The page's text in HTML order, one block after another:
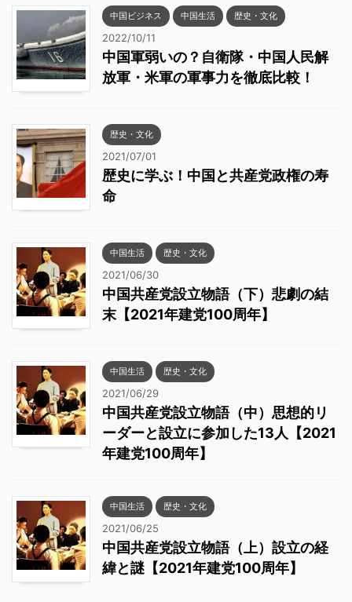
中国ビジネス 中国生活 歴史・文化
2022/10/11
中国軍弱いの？自衛隊・中国人民解
放軍・米軍の軍事力を徹底比較！
歴史・文化
2021/07/01
歴史に学ぶ！中国と共産党政権の寿
命
中国生活 歴史・文化
2021/06/30
中国共産党設立物語（下）悲劇の結
末【2021年建党100周年】
中国生活 歴史・文化
2021/06/29
中国共産党設立物語（中）思想的リ
ーダーと設立に参加した13人【2021
年建党100周年】
中国生活 歴史・文化
2021/06/25
中国共産党設立物語（上）設立の経
緯と謎【2021年建党100周年】